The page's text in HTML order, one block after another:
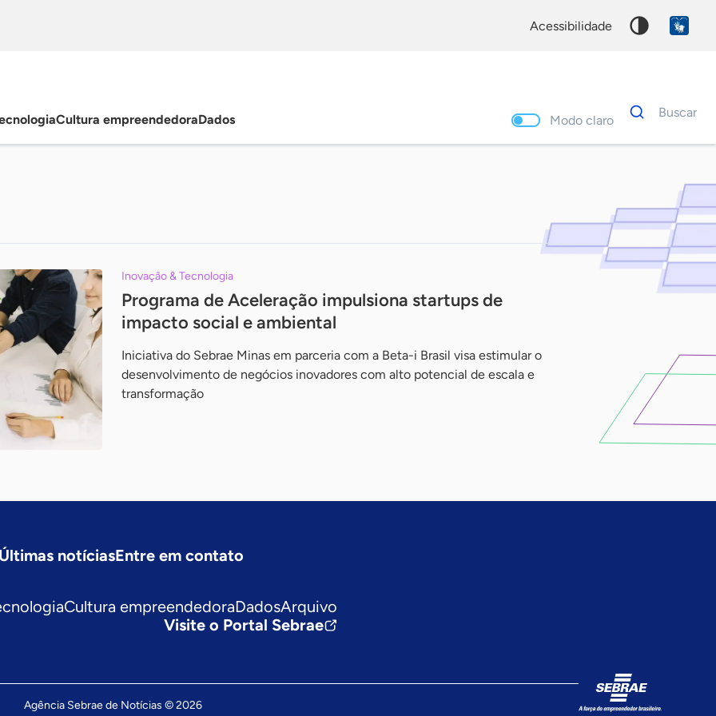
acessibilidade
Cultura empreendedoraDados Modo claro
Dados
para
Buscar
Inovação & Tecnologia
Programa de Aceleração impulsiona startups de
impacto social e ambiental
Iniciativa do Sebrae Minas em parceria com a Beta-i Brasil visa estimular o
desenvolvimento de negócios inovadores com alto potencial de escala e
transformação
Últimas notíciasEntre em contato
Cultura empreendedoraDadosArquivo
Visite o Portal Sebrae
Agência Sebrae de Notícias © 2026